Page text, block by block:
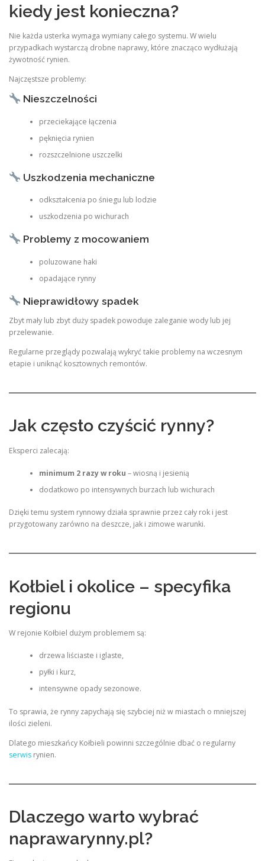
kiedy jest konieczna?
Nie każda usterka wymaga wymiany całego systemu. W wielu
przypadkach wystarczą drobne naprawy, które znacząco wydłużają
żywotność rynien.
Najczęstsze problemy:
Nieszczelności
przeciekające łączenia
pęknięcia rynien
rozszczelnione uszczelki
Uszkodzenia mechaniczne
odkształcenia po śniegu lub lodzie
uszkodzenia po wichurach
Problemy z mocowaniem
poluzowane haki
opadające rynny
Nieprawidłowy spadek
Zbyt mały lub zbyt duży spadek powoduje zaleganie wody lub jej
przelewanie.
Regularne przeglądy pozwalają wykryć takie problemy na wczesnym
etapie i uniknąć kosztownych remontów.
Jak często czyścić rynny?
Eksperci zalecają:
minimum 2 razy w roku – wiosną i jesienią
dodatkowo po intensywnych burzach lub wichurach
Dzięki temu system rynnowy działa sprawnie przez cały rok i jest
przygotowany zarówno na deszcze, jak i zimowe warunki.
Kołbiel i okolice – specyfika
regionu
W rejonie Kołbiel dużym problemem są:
drzewa liściaste i iglaste,
pyłki i kurz,
intensywne opady sezonowe.
To sprawia, że rynny zapychają się szybciej niż w miastach o mniejszej
ilości zieleni.
Dlatego mieszkańcy Kołbieli powinni szczególnie dbać o regularny
serwis rynien.
Dlaczego warto wybrać
naprawarynny.pl?